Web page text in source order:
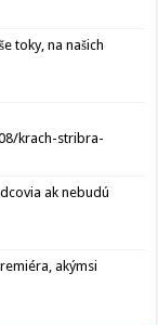
toky, na našich
krach-stribra-
ak nebudú
akýmsi